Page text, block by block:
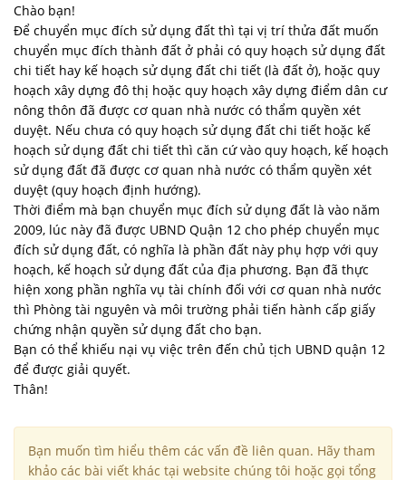
Chào bạn!
Để chuyển mục đích sử dụng đất thì tại vị trí thửa đất muốn
chuyển mục đích thành đất ở phải có quy hoạch sử dụng đất
chi tiết hay kế hoạch sử dụng đất chi tiết (là đất ở), hoặc quy
hoạch xây dựng đô thị hoặc quy hoạch xây dựng điểm dân cư
nông thôn đã được cơ quan nhà nước có thẩm quyền xét
duyệt. Nếu chưa có quy hoạch sử dụng đất chi tiết hoặc kế
hoạch sử dụng đất chi tiết thì căn cứ vào quy hoạch, kế hoạch
sử dụng đất đã được cơ quan nhà nước có thẩm quyền xét
duyệt (quy hoạch định hướng).
Thời điểm mà bạn chuyển mục đích sử dụng đất là vào năm
2009, lúc này đã được UBND Quận 12 cho phép chuyển mục
đích sử dụng đất, có nghĩa là phần đất này phụ hợp với quy
hoạch, kế hoạch sử dụng đất của địa phương. Bạn đã thực
hiện xong phần nghĩa vụ tài chính đối với cơ quan nhà nước
thì Phòng tài nguyên và môi trường phải tiến hành cấp giấy
chứng nhận quyền sử dụng đất cho bạn.
Bạn có thể khiếu nại vụ việc trên đến chủ tịch UBND quận 12
để được giải quyết.
Thân!
Bạn muốn tìm hiểu thêm các vấn đề liên quan. Hãy tham
khảo các bài viết khác tại website chúng tôi hoặc gọi tổng